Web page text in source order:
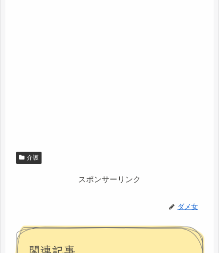
介護
スポンサーリンク
ダメ女